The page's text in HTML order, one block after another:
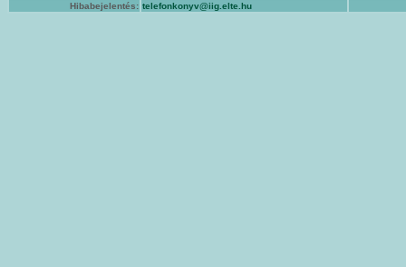
Hibabejelentés: telefonkonyv@iig.elte.hu